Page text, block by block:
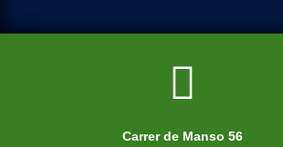
Carrer de Manso 56